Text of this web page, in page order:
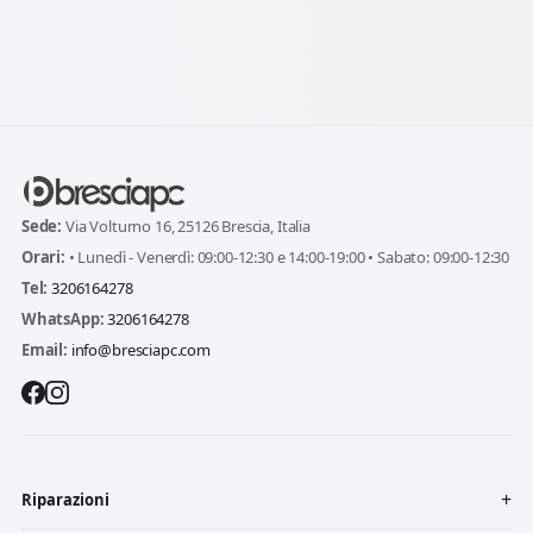
Sede: Via Volturno 16, 25126 Brescia, Italia
Orari: • Lunedì - Venerdì: 09:00-12:30 e 14:00-19:00 • Sabato: 09:00-12:30
Tel: 3206164278
WhatsApp:3206164278
Email: info@bresciapc.com
Riparazioni